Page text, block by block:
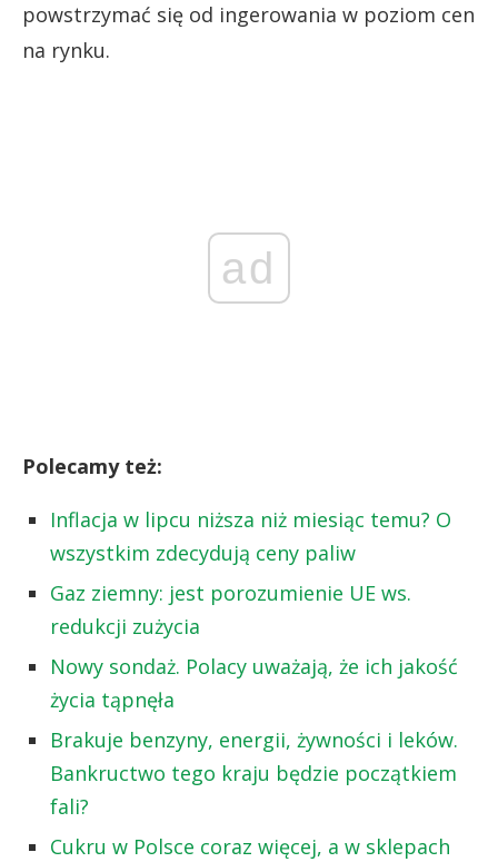
powstrzymać się od ingerowania w poziom cen
na rynku.
ad
Polecamy też:
Inflacja w lipcu niższa niż miesiąc temu? O
wszystkim zdecydują ceny paliw
Gaz ziemny: jest porozumienie UE ws.
redukcji zużycia
Nowy sondaż. Polacy uważają, że ich jakość
życia tąpnęła
Brakuje benzyny, energii, żywności i leków.
Bankructwo tego kraju będzie początkiem
fali?
Cukru w Polsce coraz więcej, a w sklepach